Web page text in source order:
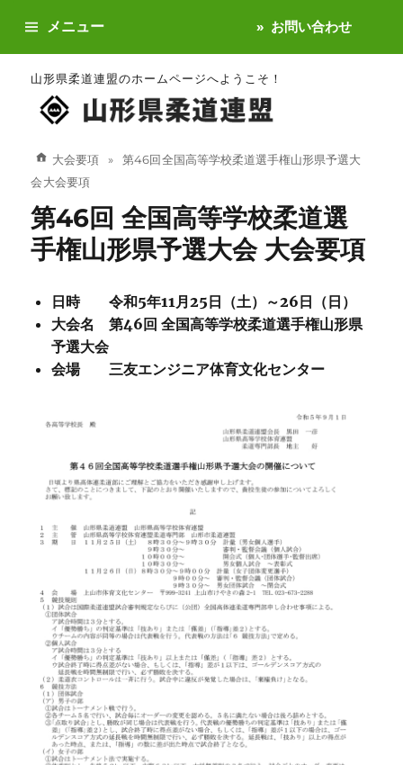
山形県柔道連盟のホームページへようこそ！
メニュー お問い合わせ
大会要項
第46回 全国高等学校柔道選手権山形県予選大
会 大会要項
第46回 全国高等学校柔道選
手権山形県予選大会 大会要項
日時 令和5年11月25日（土）～26日（日）
大会名 第46回 全国高等学校柔道選手権山形県
予選大会
会場 三友エンジニア体育文化センター